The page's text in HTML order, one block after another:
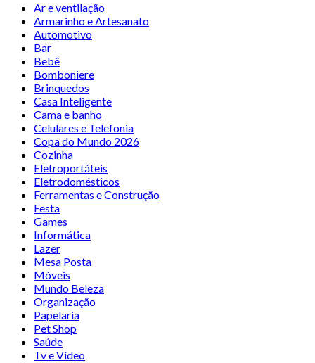
Ar e ventilação
Armarinho e Artesanato
Automotivo
Bar
Bebê
Bomboniere
Brinquedos
Casa Inteligente
Cama e banho
Celulares e Telefonia
Copa do Mundo 2026
Cozinha
Eletroportáteis
Eletrodomésticos
Ferramentas e Construção
Festa
Games
Informática
Lazer
Mesa Posta
Móveis
Mundo Beleza
Organização
Papelaria
Pet Shop
Saúde
Tv e Vídeo